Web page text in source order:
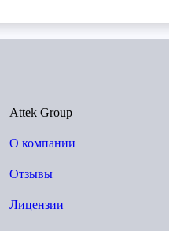
Attek Group
О компании
Отзывы
Лицензии